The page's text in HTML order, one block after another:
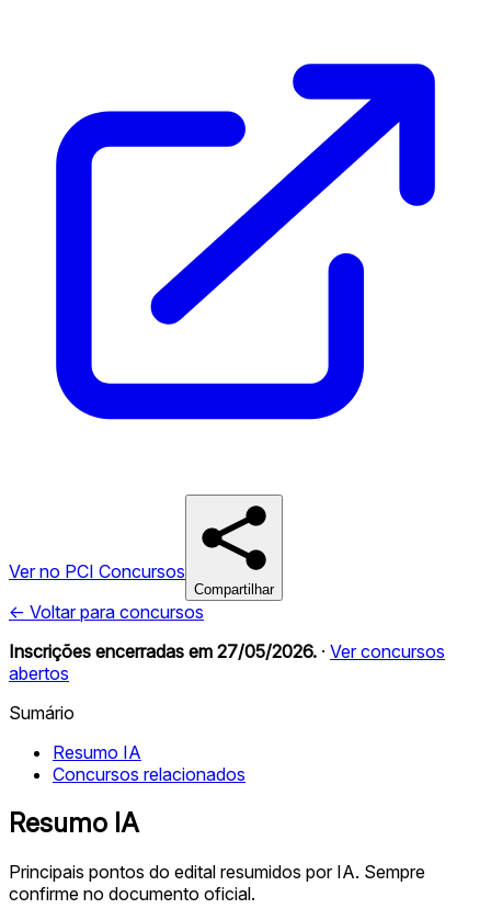
Ver no PCI Concursos
Compartilhar
← Voltar para concursos
Inscrições encerradas em 27/05/2026. · Ver concursos
abertos
Sumário
Resumo IA
Concursos relacionados
Resumo IA
Principais pontos do edital resumidos por IA. Sempre
confirme no documento oficial.